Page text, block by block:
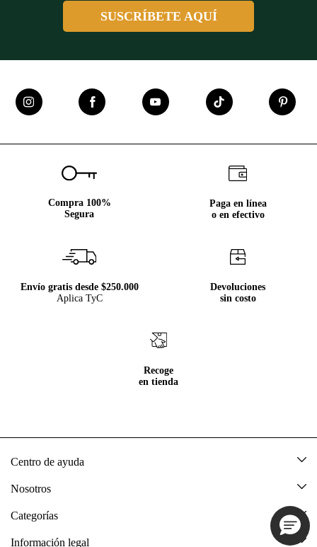
SUSCRÍBETE AQUÍ
Compra 100%
Segura
Paga en línea
o en efectivo
Envío gratis desde $250.000
Aplica TyC
Devoluciones
sin costo
Recoge
en tienda
Centro de ayuda
Mis pedidos
Nosotros
Acerca de Tennis
Categorías
Nuevo
Información legal